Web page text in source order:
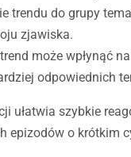
trendu do grupy
zjawiska.
może wpłynąć
odpowiednich
ułatwia szybkie
epizodów o krótkim